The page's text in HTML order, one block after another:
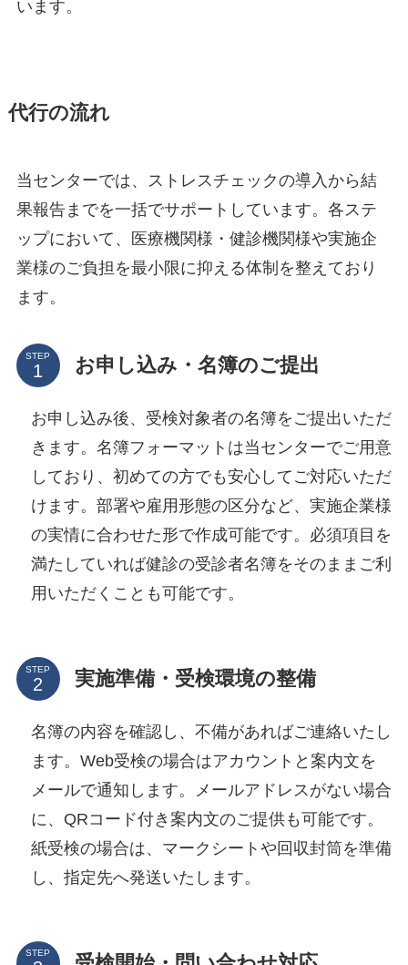
います。
代行の流れ
当センターでは、ストレスチェックの導入から結
果報告までを一括でサポートしています。各ステ
ップにおいて、医療機関様・健診機関様や実施企
業様のご負担を最小限に抑える体制を整えており
ます。
STEP お申し込み・名簿のご提出
お申し込み後、受検対象者の名簿をご提出いただ
きます。名簿フォーマットは当センターでご用意
しており、初めての方でも安心してご対応いただ
けます。部署や雇用形態の区分など、実施企業様
の実情に合わせた形で作成可能です。必須項目を
満たしていれば健診の受診者名簿をそのままご利
用いただくことも可能です。
STEP 実施準備・受検環境の整備
名簿の内容を確認し、不備があればご連絡いたし
ます。Web受検の場合はアカウントと案内文を
メールで通知します。メールアドレスがない場合
に、QRコード付き案内文のご提供も可能です。
紙受検の場合は、マークシートや回収封筒を準備
し、指定先へ発送いたします。
STEP